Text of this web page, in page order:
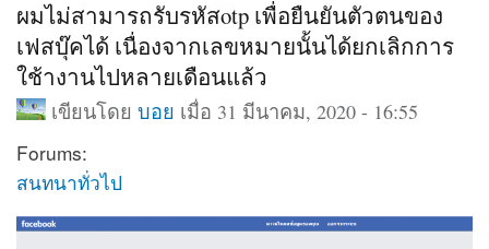
ผมไม่สามารถรับรหัสotp เพื่อยืนยันตัวตนของ
เฟสบุ๊คได้ เนื่องจากเลขหมายนั้นได้ยกเลิกการ
ใช้างานไปหลายเดือนแล้ว
เขียนโดย บอย เมื่อ 31 มีนาคม, 2020 - 16:55
Forums:
สนทนาทั่วไป